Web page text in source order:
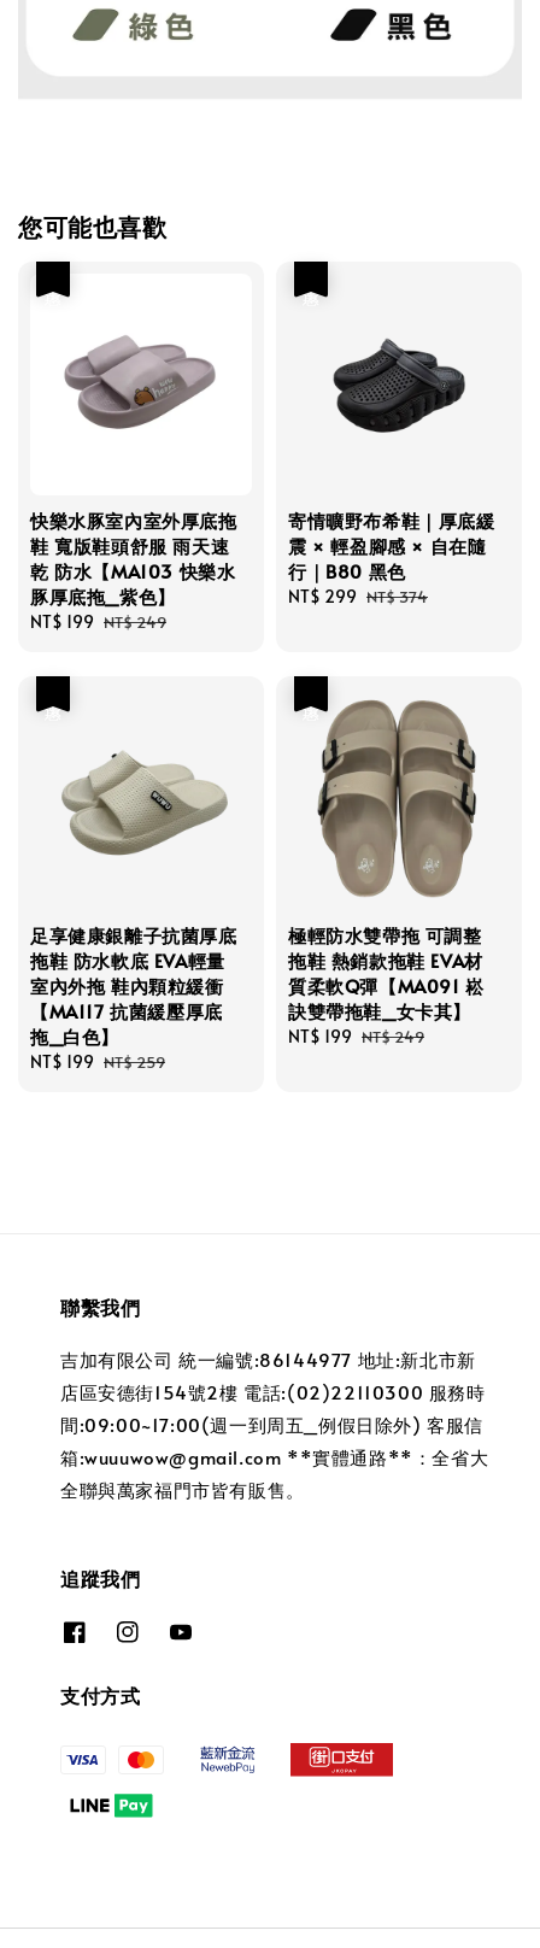
您可能也喜歡
快樂水豚室內室外厚底拖
鞋 寬版鞋頭舒服 雨天速
乾 防水【MA103 快樂水
豚厚底拖_紫色】
Sale
NT$ 199 Regular
NT$ 249
寄情曠野布希鞋｜厚底緩
震 × 輕盈腳感 × 自在隨
行｜B80 黑色
Sale
NT$ 299 Regular
NT$ 374
足享健康銀離子抗菌厚底
拖鞋 防水軟底 EVA輕量
室內外拖 鞋內顆粒緩衝
【MA117 抗菌緩壓厚底
拖_白色】
Sale
NT$ 199 Regular
NT$ 259
極輕防水雙帶拖 可調整
拖鞋 熱銷款拖鞋 EVA材
質柔軟Q彈【MA091 崧
訣雙帶拖鞋_女卡其】
Sale
NT$ 199 Regular
NT$ 249
聯繫我們
吉加有限公司 統一編號:86144977 地址:新北市新
店區安德街154號2樓 電話:(02)22110300 服務時
間:09:00~17:00(週一到周五_例假日除外) 客服信
箱:wuuuwow@gmail.com **實體通路**：全省大
全聯與萬家福門市皆有販售。
追蹤我們
支付方式